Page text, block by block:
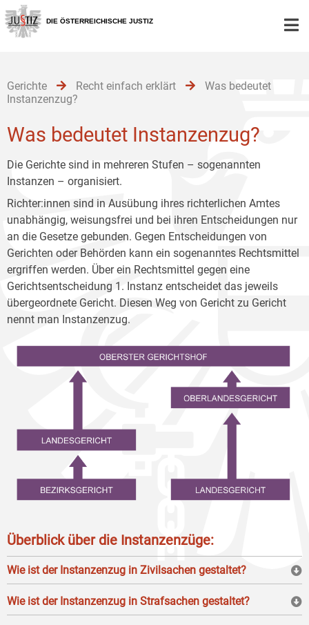
Zur
Hauptnavigation
[1]
Zum
Inhalt
[2]
Zum
Untermenü
[3]
DIE ÖSTERREICHISCHE JUSTIZ
Gerichte Recht einfach erklärt
Was bedeutet
Instanzenzug?
Was bedeutet Instanzenzug?
Die Gerichte sind in mehreren Stufen – sogenannten
Instanzen – organisiert.
Richter:innen sind in Ausübung ihres richterlichen Amtes
unabhängig, weisungsfrei und bei ihren Entscheidungen nur
an die Gesetze gebunden. Gegen Entscheidungen von
Gerichten oder Behörden kann ein sogenanntes Rechtsmittel
ergriffen werden. Über ein Rechtsmittel gegen eine
Gerichtsentscheidung 1. Instanz entscheidet das jeweils
übergeordnete Gericht. Diesen Weg von Gericht zu Gericht
nennt man Instanzenzug.
Überblick über die Instanzenzüge:
Wie ist der Instanzenzug in Zivilsachen gestaltet?
Wie ist der Instanzenzug in Strafsachen gestaltet?